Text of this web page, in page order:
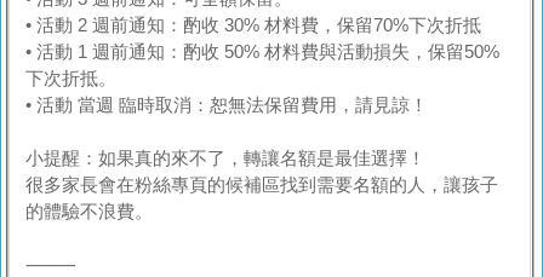
• 活動 2 週前通知：酌收 30% 材料費，保留70%下次折抵
• 活動 1 週前通知：酌收 50% 材料費與活動損失，保留50%
下次折抵。
• 活動 當週 臨時取消：恕無法保留費用，請見諒！
小提醒：如果真的來不了，轉讓名額是最佳選擇！
很多家長會在粉絲專頁的候補區找到需要名額的人，讓孩子
的體驗不浪費。
⸻